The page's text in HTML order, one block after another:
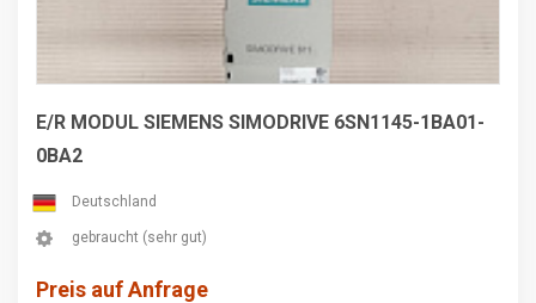
E/R MODUL SIEMENS SIMODRIVE 6SN1145-1BA01-
0BA2
Deutschland
gebraucht (sehr gut)
Preis auf Anfrage